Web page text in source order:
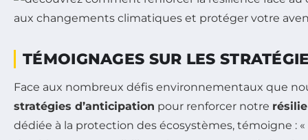
TÉMOIGNAGES SUR LES
Face aux nombreux défis environnementaux que
stratégies d’anticipation pour renforcer notre
dédiée à la protection des écosystèmes, témoigne :